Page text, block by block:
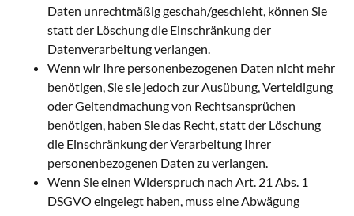
Daten unrechtmäßig geschah/geschieht, können Sie
statt der Löschung die Einschränkung der
Datenverarbeitung verlangen.
Wenn wir Ihre personenbezogenen Daten nicht mehr
benötigen, Sie sie jedoch zur Ausübung, Verteidigung
oder Geltendmachung von Rechtsansprüchen
benötigen, haben Sie das Recht, statt der Löschung
die Einschränkung der Verarbeitung Ihrer
personenbezogenen Daten zu verlangen.
Wenn Sie einen Widerspruch nach Art. 21 Abs. 1
DSGVO eingelegt haben, muss eine Abwägung